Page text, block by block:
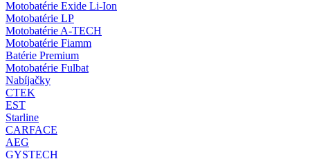
Motobatérie Exide Li-Ion
Motobatérie LP
Motobatérie A-TECH
Motobatérie Fiamm
Batérie Premium
Motobatérie Fulbat
Nabíjačky
CTEK
EST
Starline
CARFACE
AEG
GYSTECH